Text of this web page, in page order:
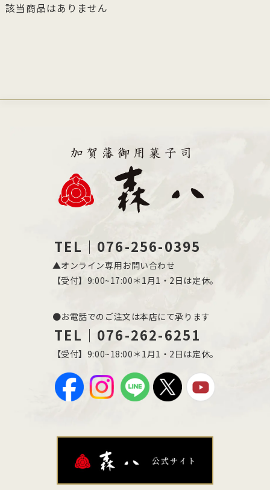
該当商品はありません
TEL｜076-256-0395
▲オンライン専用お問い合わせ
【受付】9:00~17:00＊1月1・2日は定休。
●お電話でのご注文は本店にて承ります
TEL｜076-262-6251
【受付】9:00~18:00＊1月1・2日は定休。